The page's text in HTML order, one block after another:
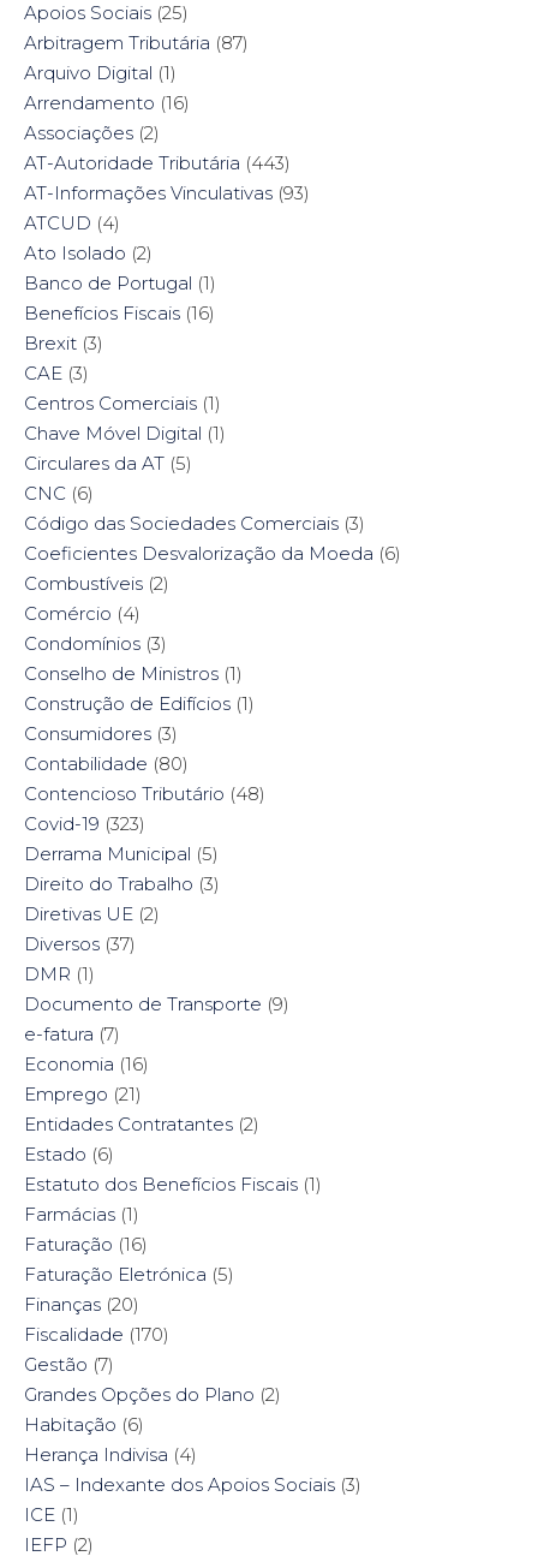
Apoios Sociais (25)
Arbitragem Tributária (87)
Arquivo Digital (1)
Arrendamento (16)
Associações (2)
AT-Autoridade Tributária (443)
AT-Informações Vinculativas (93)
ATCUD (4)
Ato Isolado (2)
Banco de Portugal (1)
Benefícios Fiscais (16)
Brexit (3)
CAE (3)
Centros Comerciais (1)
Chave Móvel Digital (1)
Circulares da AT (5)
CNC (6)
Código das Sociedades Comerciais (3)
Coeficientes Desvalorização da Moeda (6)
Combustíveis (2)
Comércio (4)
Condomínios (3)
Conselho de Ministros (1)
Construção de Edifícios (1)
Consumidores (3)
Contabilidade (80)
Contencioso Tributário (48)
Covid-19 (323)
Derrama Municipal (5)
Direito do Trabalho (3)
Diretivas UE (2)
Diversos (37)
DMR (1)
Documento de Transporte (9)
e-fatura (7)
Economia (16)
Emprego (21)
Entidades Contratantes (2)
Estado (6)
Estatuto dos Benefícios Fiscais (1)
Farmácias (1)
Faturação (16)
Faturação Eletrónica (5)
Finanças (20)
Fiscalidade (170)
Gestão (7)
Grandes Opções do Plano (2)
Habitação (6)
Herança Indivisa (4)
IAS – Indexante dos Apoios Sociais (3)
ICE (1)
IEFP (2)